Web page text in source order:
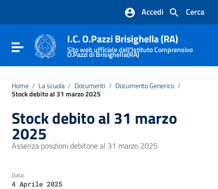
Vai al footer
Cerca
Accedi
Attiva / disattiva la navigazione
I.C. O.Pazzi Brisighella (RA)
Sito web ufficiale dell'Istituto Comprensivo
O.Pazzi di Brisighella(RA)
Home / La scuola / Documenti / Documento Generico /
Stock debito al 31 marzo 2025
Stock debito al 31 marzo
2025
Assenza posizioni debitorie al 31 marzo 2025
Data:
4 Aprile 2025